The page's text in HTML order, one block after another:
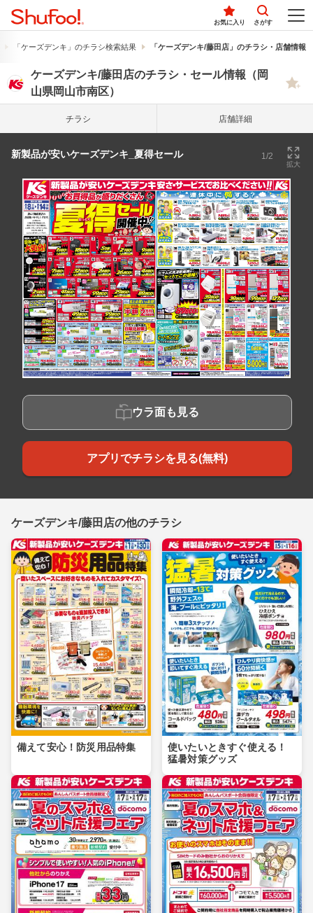
お気に入り さがす
「ケーズデンキ」のチラシ検索結果 「ケーズデンキ/藤田店」のチラシ・店舗情報
ケーズデンキ/藤田店のチラシ・セール情報（岡
山県岡山市南区）
チラシ 店舗詳細
新製品が安いケーズデンキ_夏得セール 1/2
拡大
ウラ面も見る
アプリでチラシを見る(無料)
ケーズデンキ/藤田店の他のチラシ
備えて安心！防災用品特集
使いたいときすぐ使える！
猛暑対策グッズ